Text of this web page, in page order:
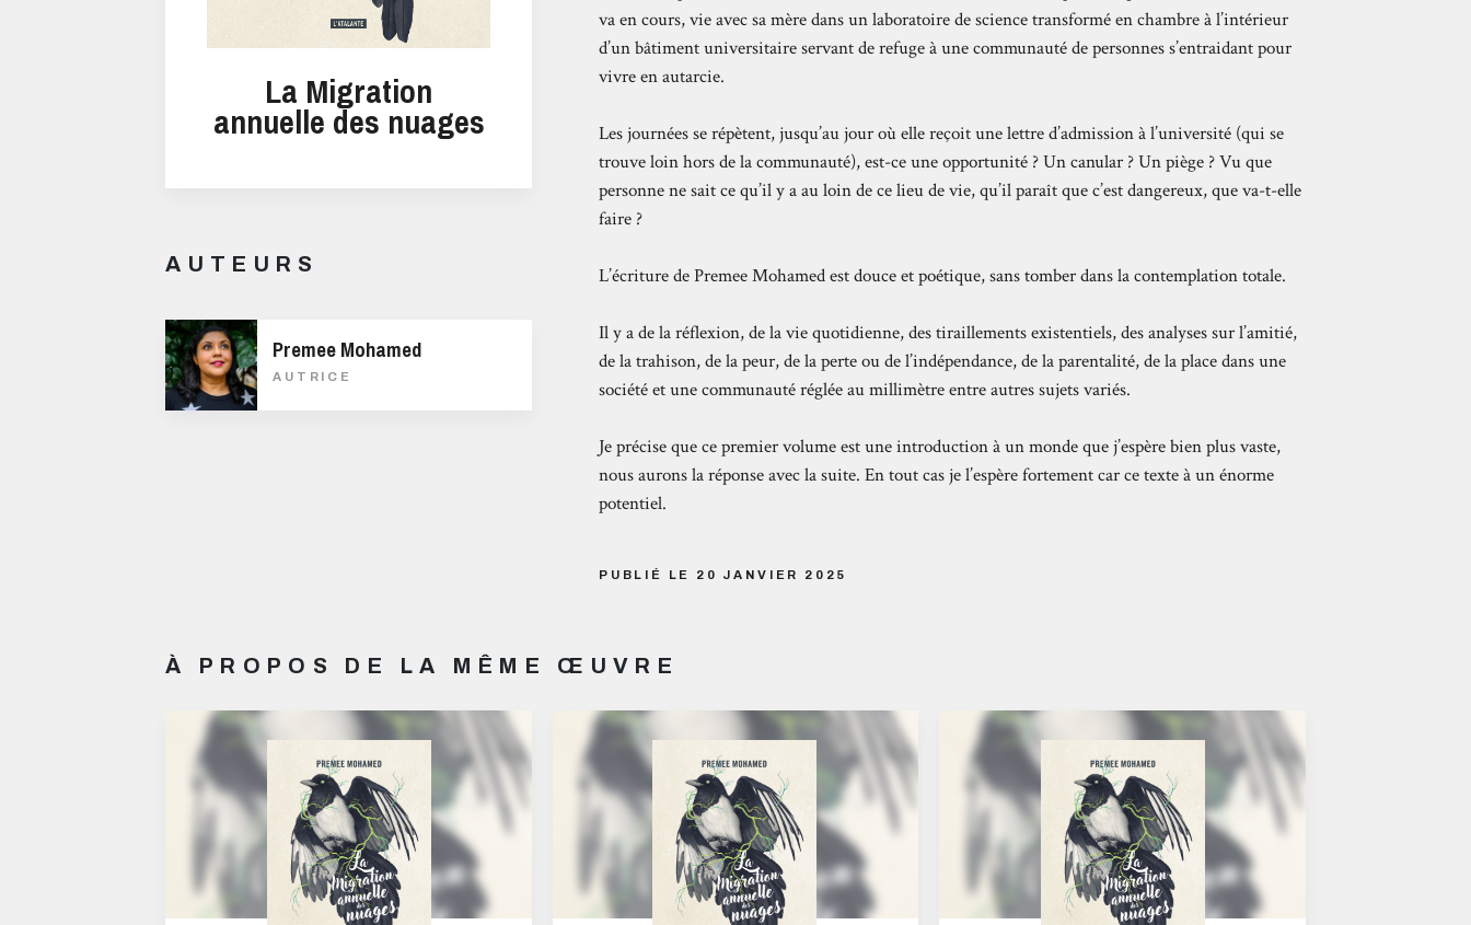
La Migration
annuelle des nuages
AUTEURS
Premee Mohamed
AUTRICE
va en cours, vie avec sa mère dans un laboratoire de science transformé en chambre à l’intérieur
d’un bâtiment universitaire servant de refuge à une communauté de personnes s’entraidant pour
vivre en autarcie.
Les journées se répètent, jusqu’au jour où elle reçoit une lettre d’admission à l’université (qui se
trouve loin hors de la communauté), est-ce une opportunité ? Un canular ? Un piège ? Vu que
personne ne sait ce qu’il y a au loin de ce lieu de vie, qu’il paraît que c’est dangereux, que va-t-elle
faire ?
L’écriture de Premee Mohamed est douce et poétique, sans tomber dans la contemplation totale.
Il y a de la réflexion, de la vie quotidienne, des tiraillements existentiels, des analyses sur l’amitié,
de la trahison, de la peur, de la perte ou de l’indépendance, de la parentalité, de la place dans une
société et une communauté réglée au millimètre entre autres sujets variés.
Je précise que ce premier volume est une introduction à un monde que j’espère bien plus vaste,
nous aurons la réponse avec la suite. En tout cas je l’espère fortement car ce texte à un énorme
potentiel.
PUBLIÉ LE 20 JANVIER 2025
À PROPOS DE LA MÊME ŒUVRE